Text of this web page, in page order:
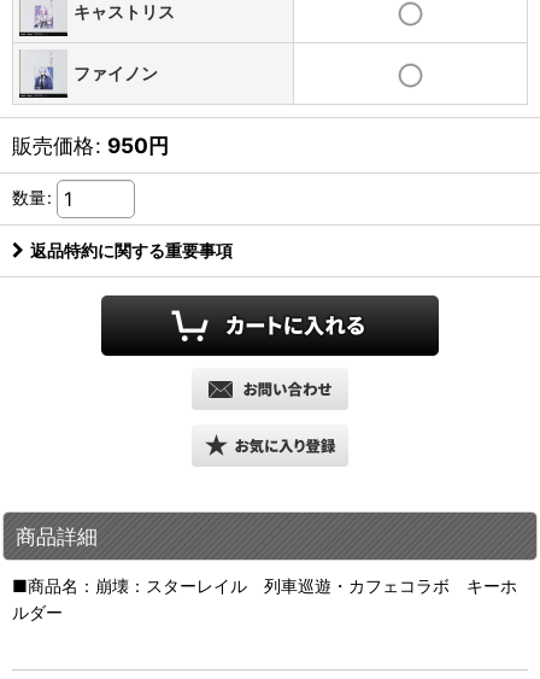
キャストリス
ファイノン
販売価格: 950円
数量:
返品特約に関する重要事項
商品詳細
■商品名：崩壊：スターレイル 列車巡遊・カフェコラボ キーホ
ルダー